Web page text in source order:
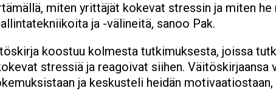
miten yrittäjät kokevat stressin ja miten
ja -välineitä, sanoo Pak.
koostuu kolmesta tutkimuksesta, joissa
stressiä ja reagoivat siihen. Väitöskirjaansa
ja keskusteli heidän